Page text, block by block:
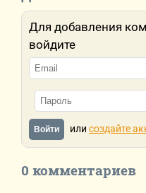
Для добавления
войдите
Войти или создайте
0 комментариев